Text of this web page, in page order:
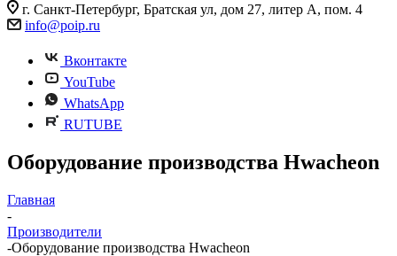
г. Санкт-Петербург, Братская ул, дом 27, литер А, пом. 4
info@poip.ru
Вконтакте
YouTube
WhatsApp
RUTUBE
Оборудование производства Hwacheon
Главная
-
Производители
-Оборудование производства Hwacheon